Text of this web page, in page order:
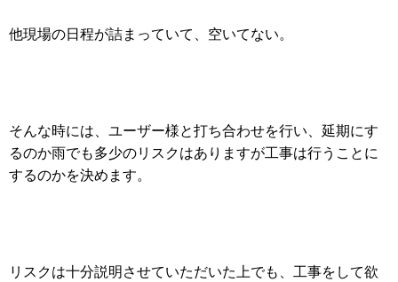
他現場の日程が詰まっていて、空いてない。
そんな時には、ユーザー様と打ち合わせを行い、延期にす
るのか雨でも多少のリスクはありますが工事は行うことに
するのかを決めます。
リスクは十分説明させていただいた上でも、工事をして欲